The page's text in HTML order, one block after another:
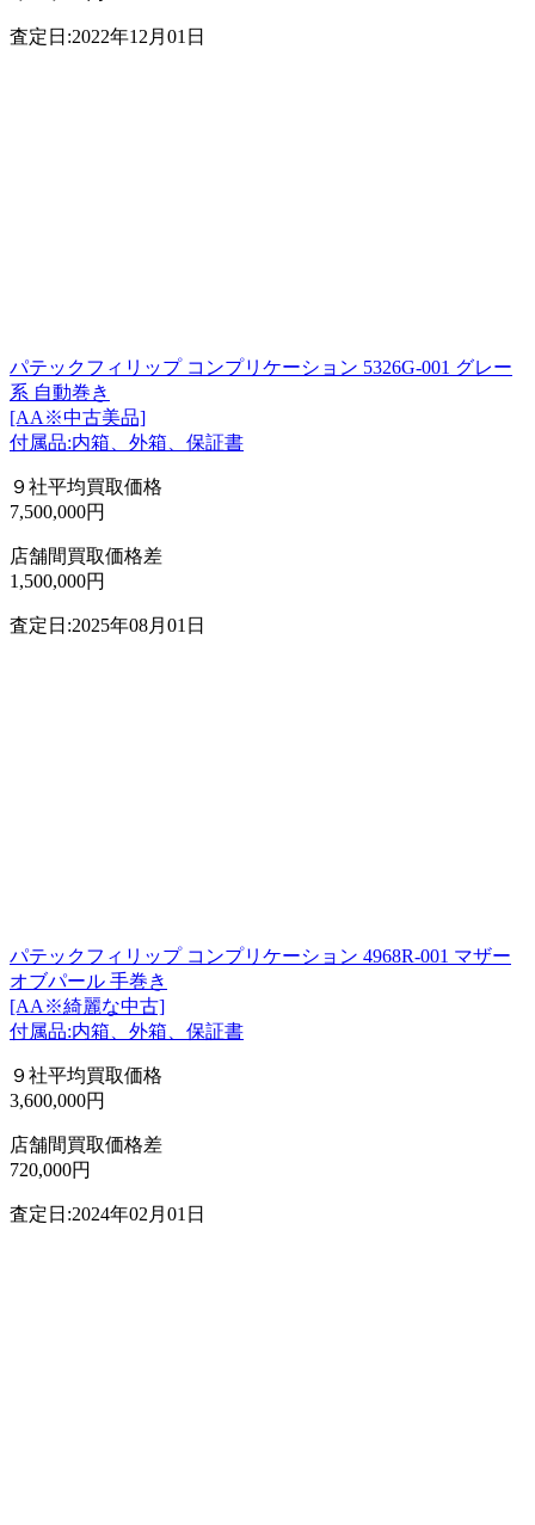
査定日:2022年12月01日
パテックフィリップ コンプリケーション 5326G-001 グレー
系 自動巻き
[AA※中古美品]
付属品:内箱、外箱、保証書
９社平均買取価格
7,500,000円
店舗間買取価格差
1,500,000円
査定日:2025年08月01日
パテックフィリップ コンプリケーション 4968R-001 マザー
オブパール 手巻き
[AA※綺麗な中古]
付属品:内箱、外箱、保証書
９社平均買取価格
3,600,000円
店舗間買取価格差
720,000円
査定日:2024年02月01日